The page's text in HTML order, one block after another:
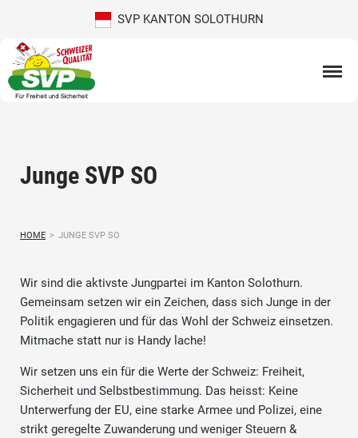
SVP KANTON SOLOTHURN
Junge SVP SO
HOME > JUNGE SVP SO
Wir sind die aktivste Jungpartei im Kanton Solothurn.
Gemeinsam setzen wir ein Zeichen, dass sich Junge in der
Politik engagieren und für das Wohl der Schweiz einsetzen.
Mitmache statt nur is Handy lache!
Wir setzen uns ein für die Werte der Schweiz: Freiheit,
Sicherheit und Selbstbestimmung. Das heisst: Keine
Unterwerfung der EU, eine starke Armee und Polizei, eine
strikt geregelte Zuwanderung und weniger Steuern &